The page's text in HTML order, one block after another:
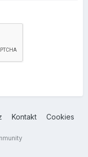
Kontakt Cookies